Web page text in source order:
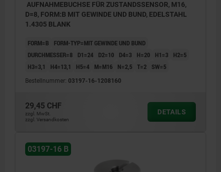
AUFNAHMEBUCHSE FÜR ZUSTANDSSENSOR, M16,
D=8, FORM:B MIT GEWINDE UND BUND, EDELSTAHL
1.4305 BLANK
FORM=B
FORM-TYP=MIT GEWINDE UND BUND
DURCHMESSER=8
D1=24 D2=10 D4=3 H=20 H1=3
H2=5
H3=3,1
H4=13,1 H5=4 M=M16 N=2,5 T=2 SW=5
Bestellnummer: 03197-16-1208160
29,45 CHF
zzgl. MwSt.
zzgl. Versandkosten
DETAILS
03197-16 B